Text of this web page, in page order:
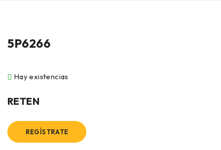
5P6266
Hay existencias
RETEN
REGÍSTRATE